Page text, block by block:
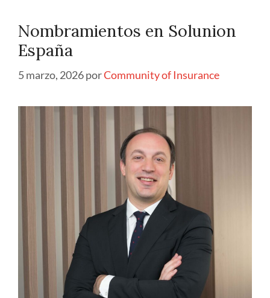
Nombramientos en Solunion
España
5 marzo, 2026porCommunity of Insurance